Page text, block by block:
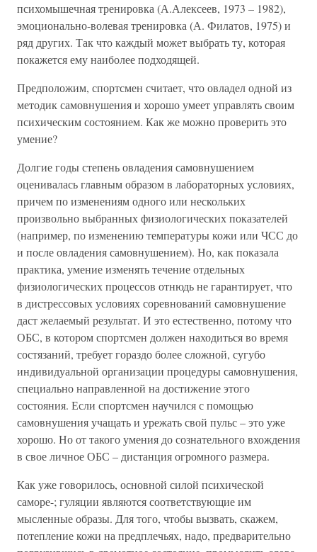
психомышечная тренировка (А.Алексеев, 1973 – 1982),
эмоционально-волевая тренировка (А. Филатов, 1975) и
ряд других. Так что каждый может выбрать ту, которая
покажется ему наиболее подходящей.
Предположим, спортсмен считает, что овладел одной из
методик самовнушения и хорошо умеет управлять своим
психическим состоянием. Как же можно проверить это
умение?
Долгие годы степень овладения самовнушением
оценивалась главным образом в лабораторных условиях,
причем по изменениям одного или нескольких
произвольно выбранных физиологических показателей
(например, по изменению температуры кожи или ЧСС до
и после овладения самовнушением). Но, как показала
практика, умение изменять течение отдельных
физиологических процессов отнюдь не гарантирует, что
в дистрессовых условиях соревнований самовнушение
даст желаемый результат. И это естественно, потому что
ОБС, в котором спортсмен должен находиться во время
состязаний, требует гораздо более сложной, сугубо
индивидуальной организации процедуры самовнушения,
специально направленной на достижение этого
состояния. Если спортсмен научился с помощью
самовнушения учащать и урежать свой пульс – это уже
хорошо. Но от такого умения до сознательного вхождения
в свое личное ОБС – дистанция огромного размера.
Как уже говорилось, основной силой психической
саморе-; гуляции являются соответствующие им
мысленные образы. Для того, чтобы вызвать, скажем,
потепление кожи на предплечьях, надо, предварительно